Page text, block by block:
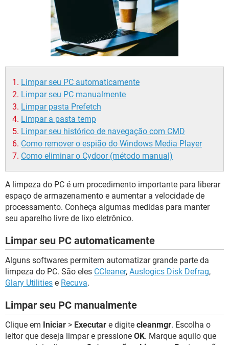
GMAIL
GUIA DE COMPRAS
Limpar seu PC automaticamente
Limpar seu PC manualmente
Limpar pasta Prefetch
Limpar a pasta temp
Limpar seu histórico de navegação com CMD
Como remover o espião do Windows Media Player
Como eliminar o Cydoor (método manual)
A limpeza do PC é um procedimento importante para liberar
espaço de armazenamento e aumentar a velocidade de
processamento. Conheça algumas medidas para manter
seu aparelho livre de lixo eletrônico.
Limpar seu PC automaticamente
Alguns softwares permitem automatizar grande parte da
limpeza do PC. São eles CCleaner, Auslogics Disk Defrag,
Glary Utilities e Recuva.
Limpar seu PC manualmente
Clique em Iniciar > Executar e digite cleanmgr. Escolha o
leitor que deseja limpar e pressione OK. Marque aquilo que